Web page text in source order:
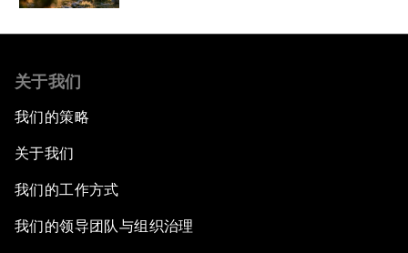
关于我们
我们的策略
关于我们
我们的工作方式
我们的领导团队与组织治理